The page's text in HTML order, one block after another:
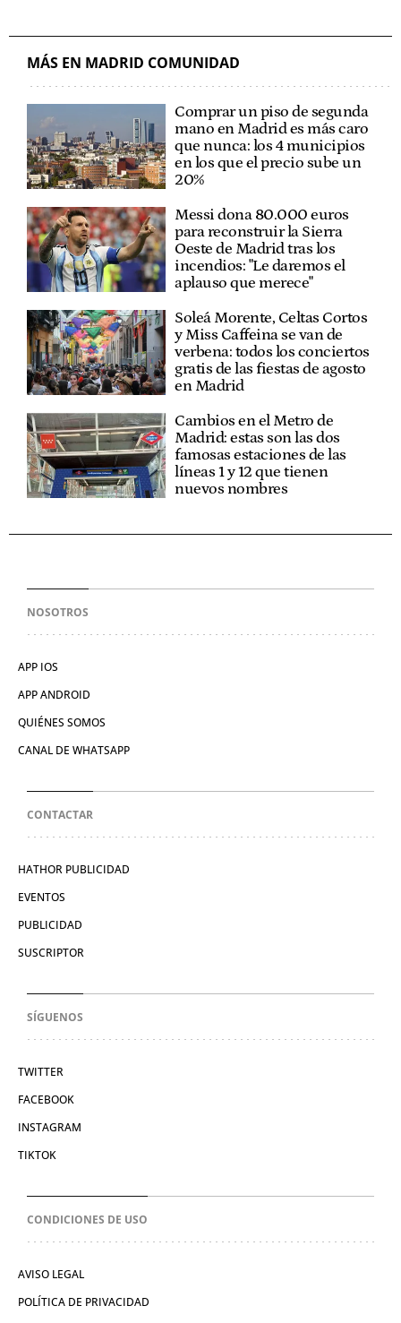
MÁS EN MADRID COMUNIDAD
Comprar un piso de segunda
mano en Madrid es más caro
que nunca: los 4 municipios
en los que el precio sube un
20%
Messi dona 80.000 euros
para reconstruir la Sierra
Oeste de Madrid tras los
incendios: "Le daremos el
aplauso que merece"
Soleá Morente, Celtas Cortos
y Miss Caffeina se van de
verbena: todos los conciertos
gratis de las fiestas de agosto
en Madrid
Cambios en el Metro de
Madrid: estas son las dos
famosas estaciones de las
líneas 1 y 12 que tienen
nuevos nombres
NOSOTROS
APP IOS
APP ANDROID
QUIÉNES SOMOS
CANAL DE WHATSAPP
CONTACTAR
HATHOR PUBLICIDAD
EVENTOS
PUBLICIDAD
SUSCRIPTOR
SÍGUENOS
TWITTER
FACEBOOK
INSTAGRAM
TIKTOK
CONDICIONES DE USO
AVISO LEGAL
POLÍTICA DE PRIVACIDAD